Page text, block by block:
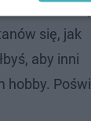
skup
się, jak
aby inni
hobby.